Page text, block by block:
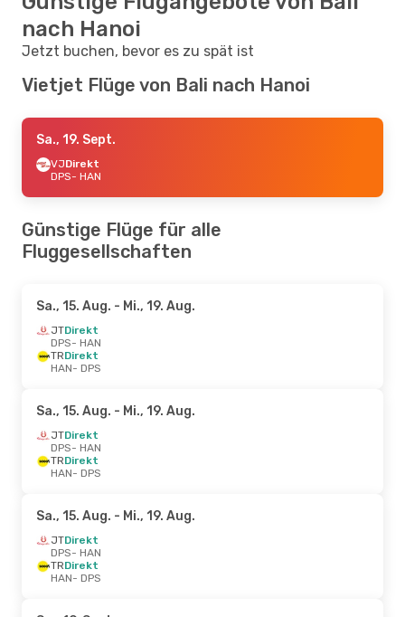
nach Hanoi
Jetzt buchen, bevor es zu spät ist
Vietjet Flüge von Bali nach Hanoi
Sa., 19. Sept.
VJDirekt
DPS- HAN
Günstige Flüge für alle
Fluggesellschaften
Sa., 15. Aug. - Mi., 19. Aug.
JTDirekt
DPS- HAN
TRDirekt
HAN- DPS
Sa., 15. Aug. - Mi., 19. Aug.
JTDirekt
DPS- HAN
TRDirekt
HAN- DPS
Sa., 15. Aug. - Mi., 19. Aug.
JTDirekt
DPS- HAN
TRDirekt
HAN- DPS